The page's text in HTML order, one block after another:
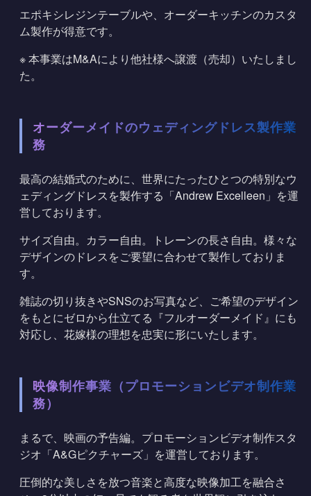
エポキシレジンテーブルや、オーダーキッチンのカスタ
ム製作が得意です。
※ 本事業はM&Aにより他社様へ譲渡（売却）いたしまし
た。
オーダーメイドのウェディングドレス製作業
務
最高の結婚式のために、世界にたったひとつの特別なウ
ェディングドレスを製作する「Andrew Excelleen」 を運
営しております。
サイズ自由。カラー自由。トレーンの長さ自由。様々な
デザインのドレスをご要望に合わせて製作しておりま
す。
雑誌の切り抜きやSNSのお写真など、ご希望のデザイン
をもとにゼロから仕立てる『フルオーダーメイド』にも
対応し、花嫁様の理想を忠実に形にいたします。
映像制作事業（プロモーションビデオ制作業
務）
まるで、映画の予告編。プロモーションビデオ制作スタ
ジオ「A&Gピクチャーズ」を運営しております。
圧倒的な美しさを放つ音楽と高度な映像加工を融合さ